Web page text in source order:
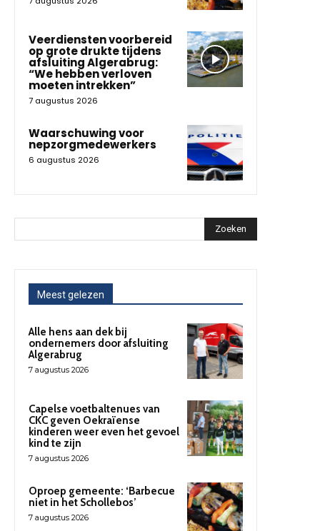
Veerdiensten voorbereid
op grote drukte tijdens
afsluiting Algerabrug:
“We hebben verloven
moeten intrekken”
7 augustus 2026
Waarschuwing voor
nepzorgmedewerkers
6 augustus 2026
Zoeken
Meest gelezen
Alle hens aan dek bij
ondernemers door afsluiting
Algerabrug
7 augustus 2026
Capelse voetbaltenues van
CKC geven Oekraïense
kinderen weer even het gevoel
kind te zijn
7 augustus 2026
Oproep gemeente: ‘Barbecue
niet in het Schollebos’
7 augustus 2026